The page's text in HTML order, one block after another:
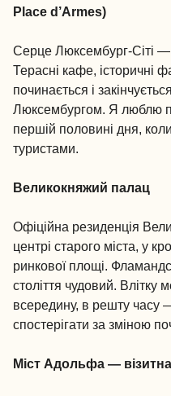
Place d’Armes)
Серце Люксембург-Сіті
Терасні кафе, історичні
починається і
Люксембургом. Я люблю
першій половині дня,
туристами.
Великокняжий палац
Офіційна резиденція
центрі старого міста, у
ринкової площі.
століття чудовий. Влітку
всередину, в решту часу
спостерігати за зміною
Міст Адольфа — візитна